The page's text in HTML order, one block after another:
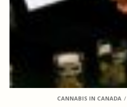
CANNABIS IN CANADA